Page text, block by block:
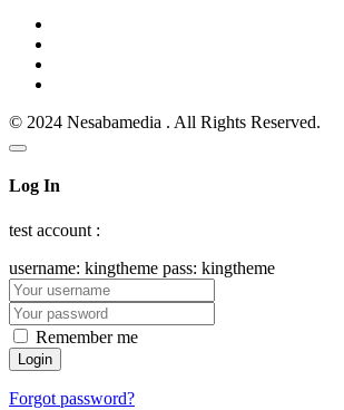
© 2024 Nesabamedia . All Rights Reserved.
Log In
test account :
username: kingtheme pass: kingtheme
Remember me
Forgot password?